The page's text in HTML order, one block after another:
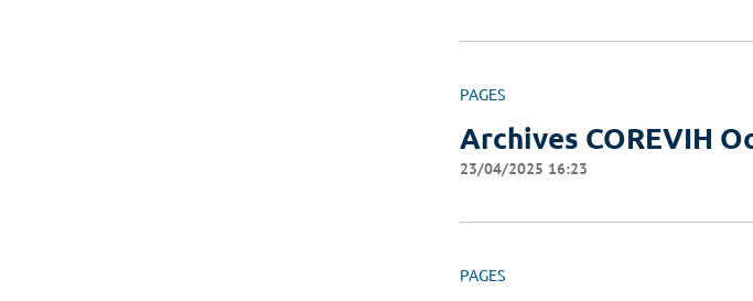
PAGES
Archives COREVIH
23/04/2025 16:23
PAGES